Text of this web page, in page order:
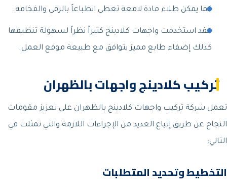
كما يمكن طلاء مادة لامعة تعطي انطباعاً بالرقي والفخامة.
فقد استخدمت واجهات كلادينج كثيراً نظراً لسهولة تنظيفها
كذلك إضفاء طابع مميز يتوافق مع طبيعة موقع العمل.
تركيب كلادينج واجهات بالظهران
تعمل شركة تركيب واجهات كلادينج بالظهران على تعزيز مقومات
النجاح عن طريق إتباع العديد من الإجراءات اللازمة والتي تمثلت في
التالي:
التخطيط وتحديد المتطلبات